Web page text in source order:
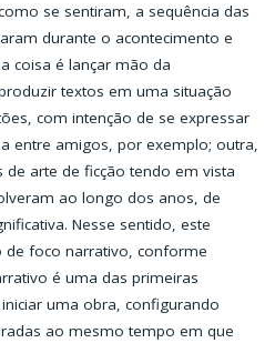
se sentiram, a sequência das
durante o acontecimento e
coisa é lançar mão da
textos em uma situação
com intenção de se expressar
entre amigos, por exemplo; outra,
arte de ficção tendo em vista
ao longo dos anos, de
Nesse sentido, este
de foco narrativo, conforme
é uma das primeiras
uma obra, configurando
ao mesmo tempo em que